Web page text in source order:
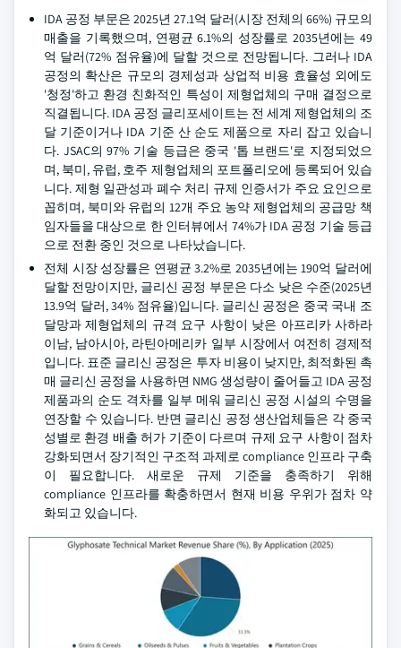
IDA 공정 부문은 2025년 27.1억 달러(시장 전체의 66%) 규모의
매출을 기록했으며, 연평균 6.1%의 성장률로 2035년에는 49
억 달러(72% 점유율)에 달할 것으로 전망됩니다. 그러나 IDA
공정의 확산은 규모의 경제성과 상업적 비용 효율성 외에도
'청정'하고 환경 친화적인 특성이 제형업체의 구매 결정으로
직결됩니다. IDA 공정 글리포세이트는 전 세계 제형업체의 조
달 기준이거나 IDA 기준 산 순도 제품으로 자리 잡고 있습니
다. JSAC의 97% 기술 등급은 중국 '톱 브랜드'로 지정되었으
며, 북미, 유럽, 호주 제형업체의 포트폴리오에 등록되어 있습
니다. 제형 일관성과 폐수 처리 규제 인증서가 주요 요인으로
꼽히며, 북미와 유럽의 12개 주요 농약 제형업체의 공급망 책
임자들을 대상으로 한 인터뷰에서 74%가 IDA 공정 기술 등급
으로 전환 중인 것으로 나타났습니다.
전체 시장 성장률은 연평균 3.2%로 2035년에는 190억 달러에
달할 전망이지만, 글리신 공정 부문은 다소 낮은 수준(2025년
13.9억 달러, 34% 점유율)입니다. 글리신 공정은 중국 국내 조
달망과 제형업체의 규격 요구 사항이 낮은 아프리카 사하라
이남, 남아시아, 라틴아메리카 일부 시장에서 여전히 경제적
입니다. 표준 글리신 공정은 투자 비용이 낮지만, 최적화된 촉
매 글리신 공정을 사용하면 NMG 생성량이 줄어들고 IDA 공정
제품과의 순도 격차를 일부 메워 글리신 공정 시설의 수명을
연장할 수 있습니다. 반면 글리신 공정 생산업체들은 각 중국
성별로 환경 배출 허가 기준이 다르며 규제 요구 사항이 점차
강화되면서 장기적인 구조적 과제로 compliance 인프라 구축
이 필요합니다. 새로운 규제 기준을 충족하기 위해
compliance 인프라를 확충하면서 현재 비용 우위가 점차 약
화되고 있습니다.